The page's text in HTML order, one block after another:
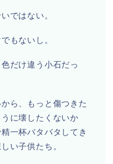
ではない。
もないし。
だけ違う小石だっ
ら、もっと傷つきた
に壊したくないか
一杯バタバタしてき
い子供たち。